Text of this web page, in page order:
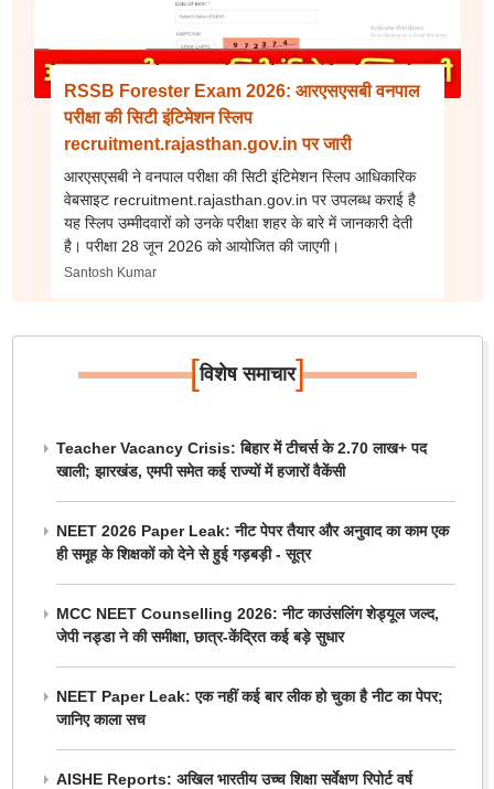
RSSB Forester Exam 2026: आरएसएसबी वनपाल
परीक्षा की सिटी इंटिमेशन स्लिप
recruitment.rajasthan.gov.in पर जारी
आरएसएसबी ने वनपाल परीक्षा की सिटी इंटिमेशन स्लिप आधिकारिक
वेबसाइट recruitment.rajasthan.gov.in पर उपलब्ध कराई है
यह स्लिप उम्मीदवारों को उनके परीक्षा शहर के बारे में जानकारी देती
है। परीक्षा 28 जून 2026 को आयोजित की जाएगी।
Santosh Kumar
[विशेष समाचार]
Teacher Vacancy Crisis: बिहार में टीचर्स के 2.70 लाख+ पद
खाली; झारखंड, एमपी समेत कई राज्यों में हजारों वैकेंसी
NEET 2026 Paper Leak: नीट पेपर तैयार और अनुवाद का काम एक
ही समूह के शिक्षकों को देने से हुई गड़बड़ी - सूत्र
MCC NEET Counselling 2026: नीट काउंसलिंग शेड्यूल जल्द,
जेपी नड्डा ने की समीक्षा, छात्र-केंद्रित कई बड़े सुधार
NEET Paper Leak: एक नहीं कई बार लीक हो चुका है नीट का पेपर;
जानिए काला सच
AISHE Reports: अखिल भारतीय उच्च शिक्षा सर्वेक्षण रिपोर्ट वर्ष